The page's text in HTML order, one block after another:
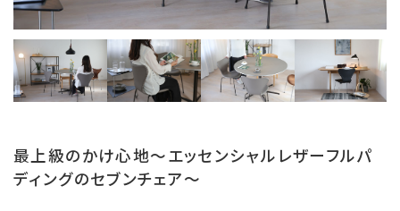
最上級のかけ心地～エッセンシャルレザーフルパ
ディングのセブンチェア～